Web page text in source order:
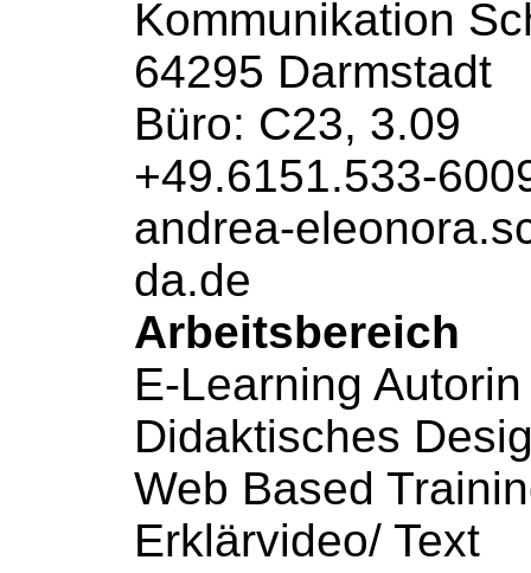
Kommunikation
64295 Darmstadt
Büro: C23, 3.09
+49.6151.533-
andrea-
da.de
Arbeitsbereich
E-Learning
Didaktisches
Web Based
Erklärvideo/ Text